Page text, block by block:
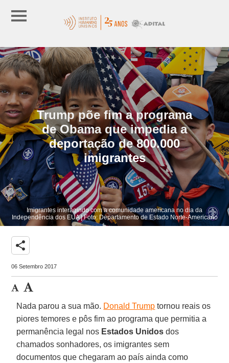
Trump põe fim a programa
de Obama que impedia a
deportação de 800.000
imigrantes
Imigrantes interagindo com a comunidade americana no dia da
Independência dos EUA | Foto: Departamento de Estado Norte-Americano
share
06 Setembro 2017
Nada parou a sua mão. Donald Trump tornou reais os
piores temores e pôs fim ao programa que permitia a
permanência legal nos Estados Unidos dos
chamados sonhadores, os imigrantes sem
documentos que chegaram ao país ainda como